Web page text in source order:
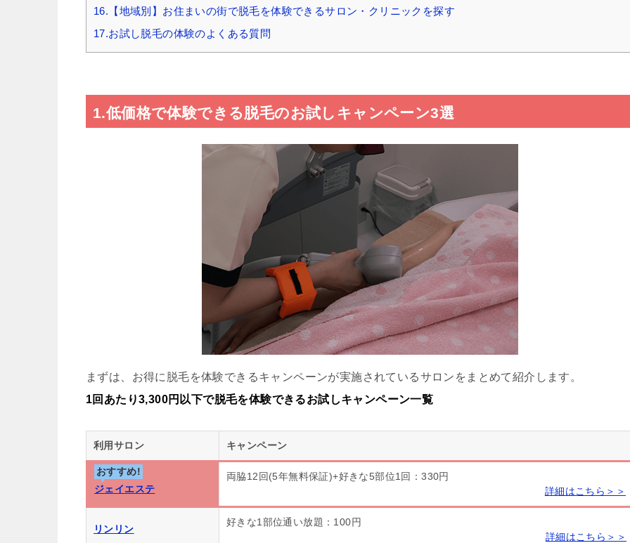
16.【地域別】お住まいの街で脱毛を体験できるサロン・クリニックを探す
17.お試し脱毛の体験のよくある質問
1.低価格で体験できる脱毛のお試しキャンペーン3選
まずは、お得に脱毛を体験できるキャンペーンが実施されているサロンをまとめて紹介します。
1回あたり3,300円以下で脱毛を体験できるお試しキャンペーン一覧
利用サロン キャンペーン
おすすめ!
ジェイエステ
両脇12回(5年無料保証)+好きな5部位1回：330円
詳細はこちら＞＞
リンリン
好きな1部位通い放題：100円
詳細はこちら＞＞